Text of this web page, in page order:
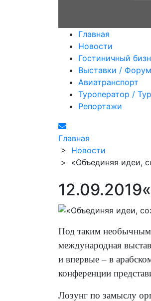
Главная
Новости
Гостиничный
Выставки /
Авиатранспорт
Туроператор /
Репортажи
Главная
> Новости
> «Объединяя идеи,
12.09.2019
Под таким необычным
международная
и впервые – в
конференции
Лозунг по замыслу